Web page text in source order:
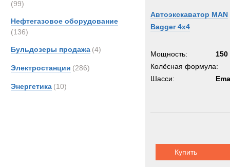
(99)
Нефтегазовое оборудование
(136)
Бульдозеры продажа (4)
Электростанции (286)
Энергетика (10)
Автоэкскаватор MAN
Bagger 4x4
Мощность:
150
Колёсная формула:
Шасси:
Купить